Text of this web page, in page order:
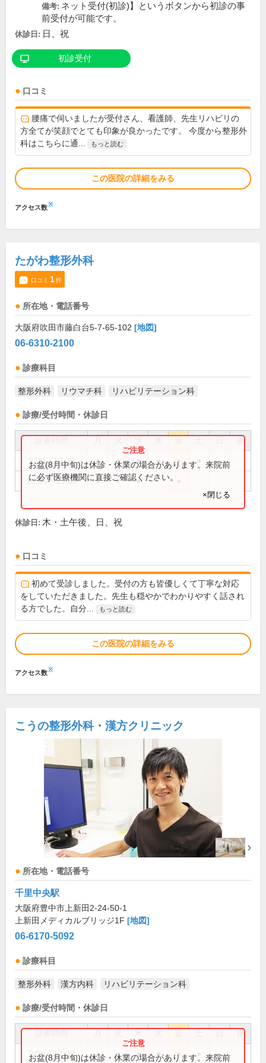
備考: ネット受付(初診)】というボタンから初診の事
前受付が可能です。
休診日: 日、祝
初診受付
口コミ
腰痛で伺いましたが受付さん、看護師、先生リハビリの
方全てが笑顔でとても印象が良かったです。 今度から整形外
科はこちらに通...
もっと読む
この医院の詳細をみる
アクセス数※
たがわ整形外科
口コミ 1件
所在地・電話番号
大阪府吹田市藤白台5-7-65-102 [地図]
06-6310-2100
診療科目
整形外科 リウマチ科 リハビリテーション科
診療/受付時間・休診日
祝
9:00～12:30 ● ● ● ● ●
16:00～19:00 ● ● ●
お盆(8月中旬)は休診・休業の場合があります。来院前
に必ず医療機関に直接ご確認ください。
×閉じる
休診日: 木・土午後、日、祝
口コミ
初めて受診しました。受付の方も皆優しくて丁寧な対応
をしていただきました。先生も穏やかでわかりやすく話され
る方でした。自分...
もっと読む
この医院の詳細をみる
アクセス数※
こうの整形外科・漢方クリニック
所在地・電話番号
千里中央駅
大阪府豊中市上新田2-24-50-1
上新田メディカルブリッジ1F [地図]
06-6170-5092
診療科目
整形外科 漢方内科 リハビリテーション科
診療/受付時間・休診日
祝
9:00～12:00 ● ● ● ● ●
お盆(8月中旬)は休診・休業の場合があります。来院前